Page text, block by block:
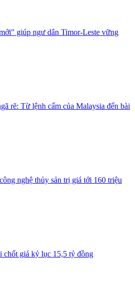
giúp ngư dân Timor-Leste vững
rẽ: Từ lệnh cấm của Malaysia đến bài
nghệ thủy sản trị giá tới 160 triệu
chốt giá kỷ lục 15,5 tỷ đồng